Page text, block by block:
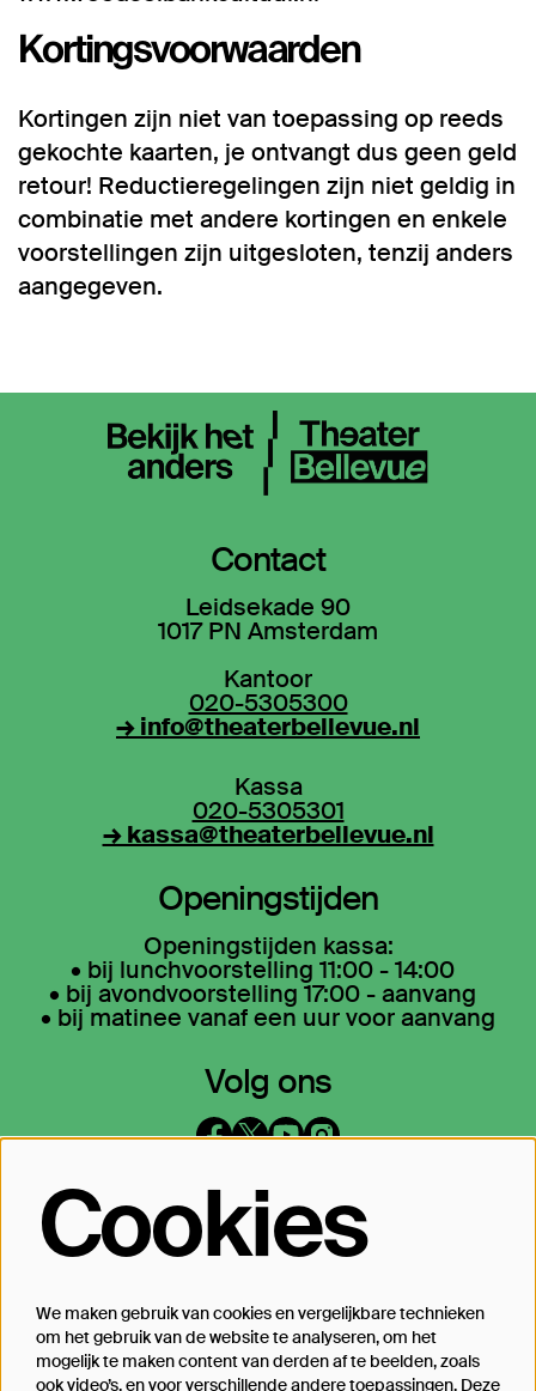
Kortingsvoorwaarden
Kortingen zijn niet van toepassing op reeds
gekochte kaarten, je ontvangt dus geen geld
retour! Reductieregelingen zijn niet geldig in
combinatie met andere kortingen en enkele
voorstellingen zijn uitgesloten, tenzij anders
aangegeven.
Contact
Leidsekade 90
1017 PN Amsterdam
Kantoor
020-5305300
→ info@theaterbellevue.nl
Kassa
020-5305301
→ kassa@theaterbellevue.nl
Openingstijden
Openingstijden kassa:
• bij lunchvoorstelling 11:00 - 14:00
• bij avondvoorstelling 17:00 - aanvang
• bij matinee vanaf een uur voor aanvang
Volg ons
Op de hoogte blijven?
Inschrijven
Cookies
We maken gebruik van cookies en vergelijkbare technieken
om het gebruik van de website te analyseren, om het
mogelijk te maken content van derden af te beelden, zoals
ook video’s, en voor verschillende andere toepassingen. Deze